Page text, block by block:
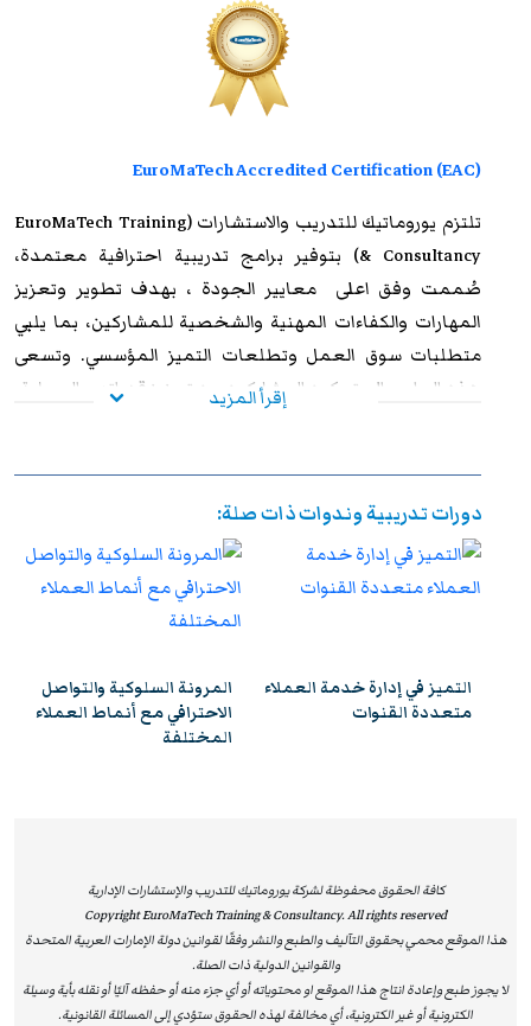
EuroMaTech Accredited Certification (EAC)
تلتزم يوروماتيك للتدريب
والاستشارات (EuroMaTech Training
& Consultancy) بتوفير برامج تدريبية احترافية معتمدة،
صُممت وفق اعلى معايير الجودة ، بهدف تطوير وتعزيز
المهارات والكفاءات المهنية والشخصية للمشاركين، بما يلبي
متطلبات سوق العمل وتطلعات التميز المؤسسي. وتسعى
هذه البرامج إلى تمكين المشاركين من تعزيز قدراتهم العملية،
بنجاح، يحصل المشاركون على شهادة معتمدة من
تتمتع بالاعتراف والموثوقية إقليميًا ودوليًا، مما يمنحها قيمة
استراتيجية عالية. وتُشكل هذه الشهادة إضافة نوعية لمسار
التطوير المهني، وتفتح للمشاركين آفاقًا واسعة نحو الترقي
إقرأ المزيد
دورات تدريبية وندوات ذات صلة:
التميز في إدارة خدمة العملاء
متعددة القنوات
المرونة السلوكية والتواصل
الاحترافي مع أنماط العملاء
المختلفة
كافة الحقوق محفوظة لشركة يوروماتيك للتدريب والإستشارات الإدارية
Copyright EuroMaTech Training & Consultancy. All rights reserved
هذا الموقع محمي بحقوق التآليف والطبع والنشر وفقًا لقوانين دولة الإمارات العربية المتحدة
والقوانين الدولية ذات الصلة.
لا يجوز طبع وإعادة انتاج هذا الموقع او محتوياته أو أي جزء منه أو حفظه آليًا أو نقله بأية وسيلة
الكترونية أو غير الكترونية، أي مخالفة لهذه الحقوق ستؤدي إلى المسائلة القانونية.